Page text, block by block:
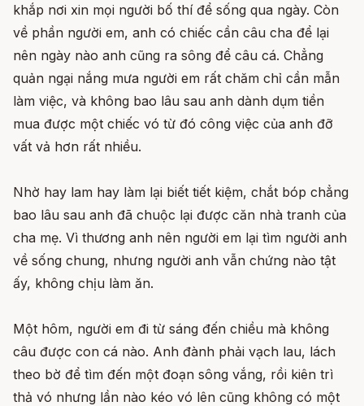
khắp nơi xin mọi người bố thí để sống qua ngày. Còn
về phần người em, anh có chiếc cần câu cha để lại
nên ngày nào anh cũng ra sông để câu cá. Chẳng
quản ngại nắng mưa người em rất chăm chỉ cần mẫn
làm việc, và không bao lâu sau anh dành dụm tiền
mua được một chiếc vó từ đó công việc của anh đỡ
vất vả hơn rất nhiều.
Nhờ hay lam hay làm lại biết tiết kiệm, chắt bóp chẳng
bao lâu sau anh đã chuộc lại được căn nhà tranh của
cha mẹ. Vì thương anh nên người em lại tìm người anh
về sống chung, nhưng người anh vẫn chứng nào tật
ấy, không chịu làm ăn.
Một hôm, người em đi từ sáng đến chiều mà không
câu được con cá nào. Anh đành phải vạch lau, lách
theo bờ để tìm đến một đoạn sông vắng, rồi kiên trì
thả vó nhưng lần nào kéo vó lên cũng không có một